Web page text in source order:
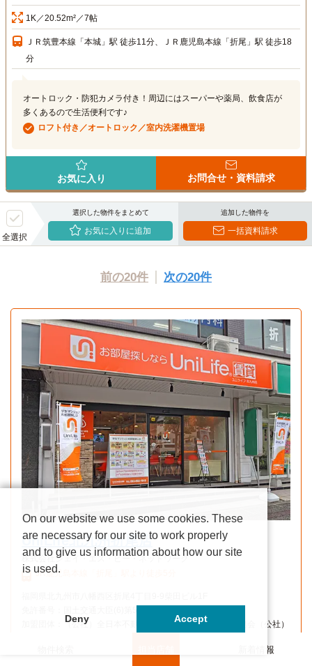
1K／20.52m²／7帖
ＪＲ筑豊本線「本城」駅 徒歩11分、ＪＲ鹿児島本線「折尾」駅 徒歩18
分
オートロック・防犯カメラ付き！周辺にはスーパーや薬局、飲食店が
多くあるので生活便利です♪
ロフト付き／オートロック／室内洗濯機置場
お気に入り お問合せ・資料請求
全選択
選択した物件をまとめて
お気に入りに追加
追加した物件を
一括資料請求
前の20件 次の20件
UniLife北九州折尾店
株式会社ジェイ・エス・ビー・ネットワーク
JR鹿児島本線「折尾」駅より徒歩5分
加盟団体：（公社）全日本不動産協会（公社）不動産保証協会（公社）
新着情報
On our website we use some cookies. These
are necessary for our site to work properly
and to give us information about how our site
is used.
Deny Accept